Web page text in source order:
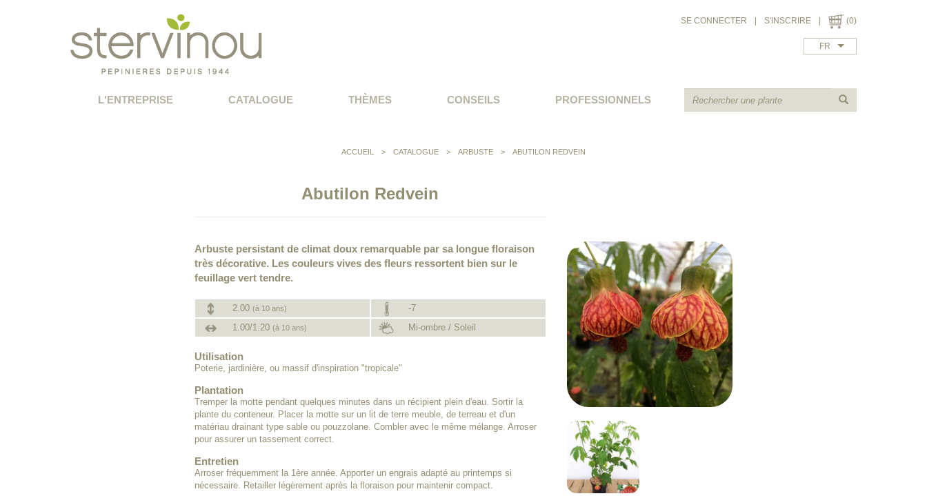
SE CONNECTER S'INSCRIRE (0)
FR
L'ENTREPRISE CATALOGUE THÈMES CONSEILS PROFESSIONNELS
ACCUEIL > CATALOGUE > ARBUSTE > ABUTILON REDVEIN
Abutilon Redvein
Arbuste persistant de climat doux remarquable par sa longue floraison
très décorative. Les couleurs vives des fleurs ressortent bien sur le
feuillage vert tendre.
2.00 (à 10 ans)
-7
1.00/1.20 (à 10 ans) Mi-ombre / Soleil
Utilisation
Poterie, jardinière, ou massif d'inspiration "tropicale"
Plantation
Tremper la motte pendant quelques minutes dans un récipient plein d'eau. Sortir la
plante du conteneur. Placer la motte sur un lit de terre meuble, de terreau et d'un
matériau drainant type sable ou pouzzolane. Combler avec le même mélange. Arroser
pour assurer un tassement correct.
Entretien
Arroser fréquemment la 1ère année. Apporter un engrais adapté au printemps si
nécessaire. Retailler légèrement après la floraison pour maintenir compact.